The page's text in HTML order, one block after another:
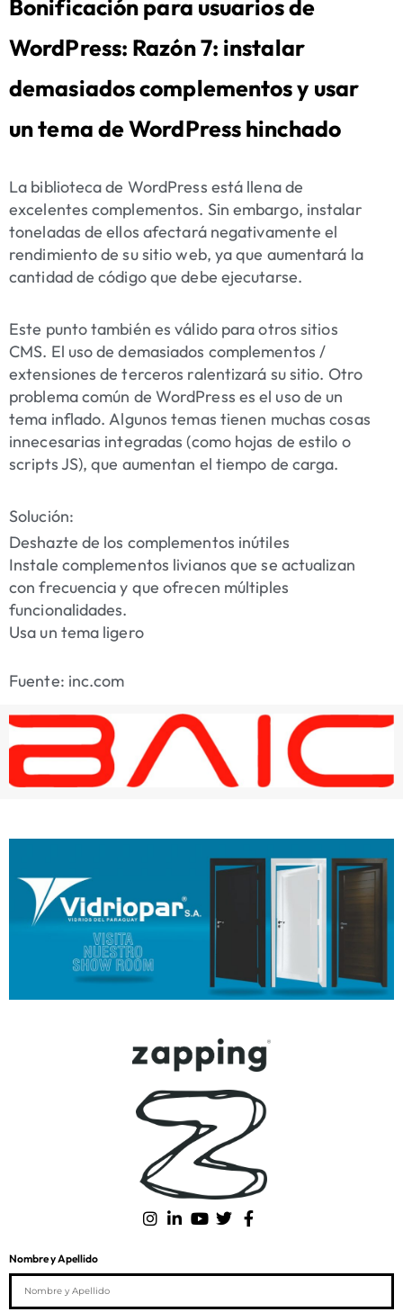
Bonificación para usuarios de
WordPress: Razón 7: instalar
demasiados complementos y usar
un tema de WordPress hinchado
La biblioteca de WordPress está llena de
excelentes complementos. Sin embargo, instalar
toneladas de ellos afectará negativamente el
rendimiento de su sitio web, ya que aumentará la
cantidad de código que debe ejecutarse.
Este punto también es válido para otros sitios
CMS. El uso de demasiados complementos /
extensiones de terceros ralentizará su sitio. Otro
problema común de WordPress es el uso de un
tema inflado. Algunos temas tienen muchas cosas
innecesarias integradas (como hojas de estilo o
scripts JS), que aumentan el tiempo de carga.
Solución:
Deshazte de los complementos inútiles
Instale complementos livianos que se actualizan
con frecuencia y que ofrecen múltiples
funcionalidades.
Usa un tema ligero
Fuente: inc.com
Nombre y Apellido